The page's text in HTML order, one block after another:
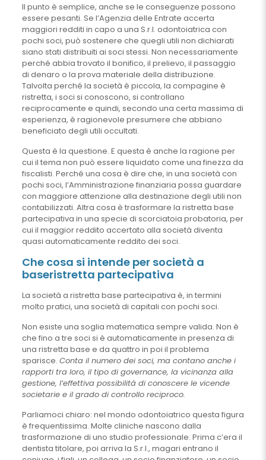
Il punto è semplice, anche se le conseguenze possono
essere pesanti. Se l’Agenzia delle Entrate accerta
maggiori redditi in capo a una S.r.l. odontoiatrica con
pochi soci, può sostenere che quegli utili non dichiarati
siano stati distribuiti ai soci stessi. Non necessariamente
perché abbia trovato il bonifico, il prelievo, il passaggio
di denaro o la prova materiale della distribuzione.
Talvolta perché la società è piccola, la compagine è
ristretta, i soci si conoscono, si controllano
reciprocamente e quindi, secondo una certa massima di
esperienza, è ragionevole presumere che abbiano
beneficiato degli utili occultati.
Questa è la questione. E questa è anche la ragione per
cui il tema non può essere liquidato come una finezza da
fiscalisti. Perché una cosa è dire che, in una società con
pochi soci, l’Amministrazione finanziaria possa guardare
con maggiore attenzione alla destinazione degli utili non
contabilizzati. Altra cosa è trasformare la ristretta base
partecipativa in una specie di scorciatoia probatoria, per
cui il maggior reddito accertato alla società diventa
quasi automaticamente reddito dei soci.
Che cosa si intende per società a
baseristretta partecipativa
La società a ristretta base partecipativa è, in termini
molto pratici, una società di capitali con pochi soci.
Non esiste una soglia matematica sempre valida. Non è
che fino a tre soci si è automaticamente in presenza di
una ristretta base e da quattro in poi il problema
sparisce. Conta il numero dei soci, ma contano anche i
rapporti tra loro, il tipo di governance, la vicinanza alla
gestione, l’effettiva possibilità di conoscere le vicende
societarie e il grado di controllo reciproco.
Parliamoci chiaro: nel mondo odontoiatrico questa figura
è frequentissima. Molte cliniche nascono dalla
trasformazione di uno studio professionale. Prima c’era il
dentista titolare, poi arriva la S.r.l., magari entrano il